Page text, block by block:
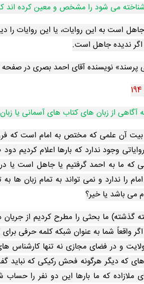
می شود را مشخص و معین کرده اند که
است به این روایات، یا این روایات
اگر ندیده جاهل است.
آقای احمد بصری در صفحه 194، اینجا تصریح می کند:
از زبان های کتاب های آسمانی یا
بیت آن علمی که مختص به امام است که
که ما به احمد گرفتیم یا جاهل است
را ندارد و نمی تواند به تمام زبان
می باشد یا خیر؟
ما بحثی را مطرح کردیم از جریان
واقعاً شما به عنوان شبکه کلمه حرفی
و در فضای مجازی نه تنها کارشناس
که دیگر هرگونه فحش رکیکی که نباید
که ما بارها این دو نفر را حساب